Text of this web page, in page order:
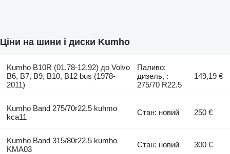
Ціни на шини і диски Kumho
Kumho B10R (01.78-12.92) до Volvo
B6, B7, B9, B10, B12 bus (1978-
2011)
Паливо:
дизель, :
275/70 R22.5
149,19 €
Kumho Band 275/70r22.5 kuhmo
kca11
Стан: новий 250 €
Kumho Band 315/80r22.5 kumho
KMA03
Стан: новий 300 €